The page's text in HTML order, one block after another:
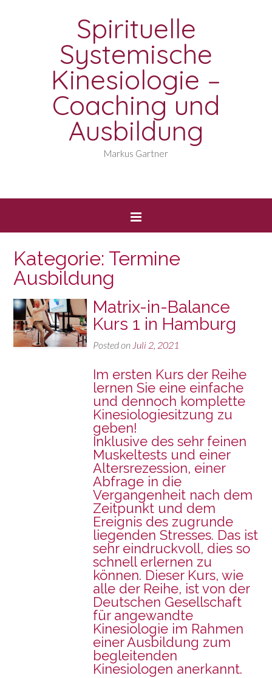
Spirituelle
Systemische
Kinesiologie –
Coaching und
Ausbildung
Markus Gartner
Kategorie: Termine
Ausbildung
Matrix-in-Balance
Kurs 1 in Hamburg
Posted on Juli 2, 2021
Im ersten Kurs der Reihe
lernen Sie eine einfache
und dennoch komplette
Kinesiologiesitzung zu
geben!
Inklusive des sehr feinen
Muskeltests und einer
Altersrezession, einer
Abfrage in die
Vergangenheit nach dem
Zeitpunkt und dem
Ereignis des zugrunde
liegenden Stresses. Das ist
sehr eindruckvoll, dies so
schnell erlernen zu
können. Dieser Kurs, wie
alle der Reihe, ist von der
Deutschen Gesellschaft
für angewandte
Kinesiologie im Rahmen
einer Ausbildung zum
begleitenden
Kinesiologen anerkannt.